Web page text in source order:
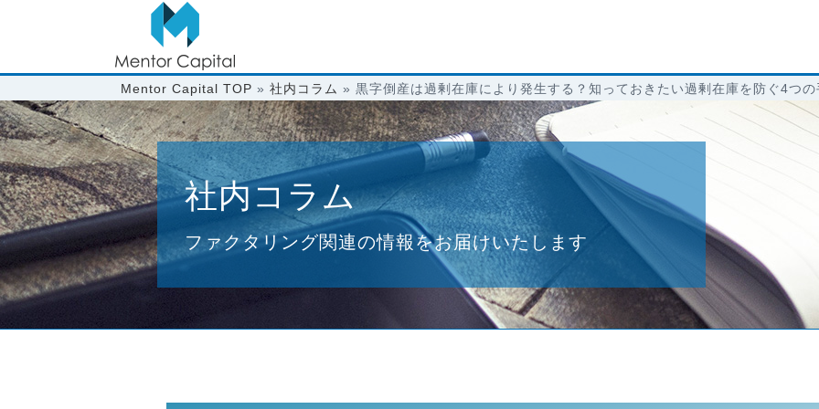
Mentor Capital TOP » 社内コラム » 黒字倒産は過剰在庫により発生する？知っておきたい過剰在庫を防ぐ4つの
社内コラム
ファクタリング関連の情報をお届けいたします